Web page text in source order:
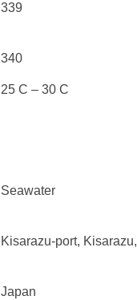
339
340
25 C – 30 C
Seawater
Kisarazu-port,
Japan